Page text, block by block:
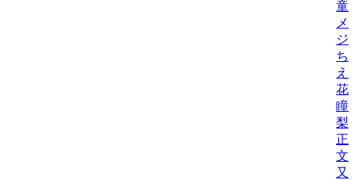
童
メ
ジ
ち
え
花
瞳/
梨
正
文
又